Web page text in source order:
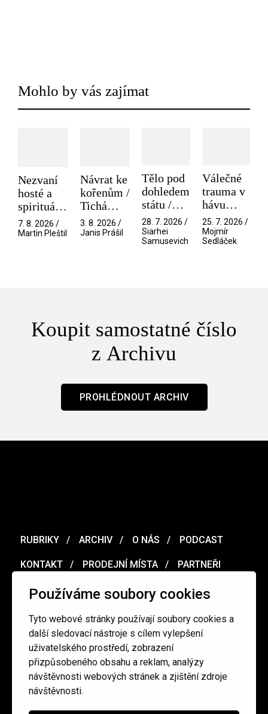
Používáme soubory cookies
Tyto webové stránky používají soubory cookies a
další sledovací nástroje s cílem vylepšení
uživatelského prostředí, zobrazení
přizpůsobeného obsahu a reklam, analýzy
návštěvnosti webových stránek a zjištění zdroje
návštěvnosti.
Mohlo by vás zajímat
Nezvaní
hosté a
spirituální
narušitelé
z vesmíru
7. 8. 2026 /
Martin Pleštil
Návrat ke
kořenům /
Tichá
přítelkyně
3. 8. 2026 /
Janis Prášil
Tělo pod
dohledem
státu /
Pramen
28. 7. 2026 /
Siarhei
Samusevich
Válečné
trauma v
hávu
spektáklu
/ Odyssea
25. 7. 2026 /
Mojmír
Sedláček
Koupit samostatné číslo
z Archivu
PROHLÉDNOUT ARCHIV
RUBRIKY ARCHIV O NÁS PODCAST
KONTAKT PRODEJNÍ MÍSTA PARTNEŘI
MERCH VOUCHER
Ochrana osobních údajů / Obchodní podmínky
redakce@cinepur.cz